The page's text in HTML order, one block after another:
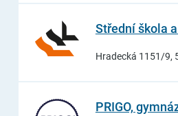
Střední škola
Hradecká 1151/9,
PRIGO,